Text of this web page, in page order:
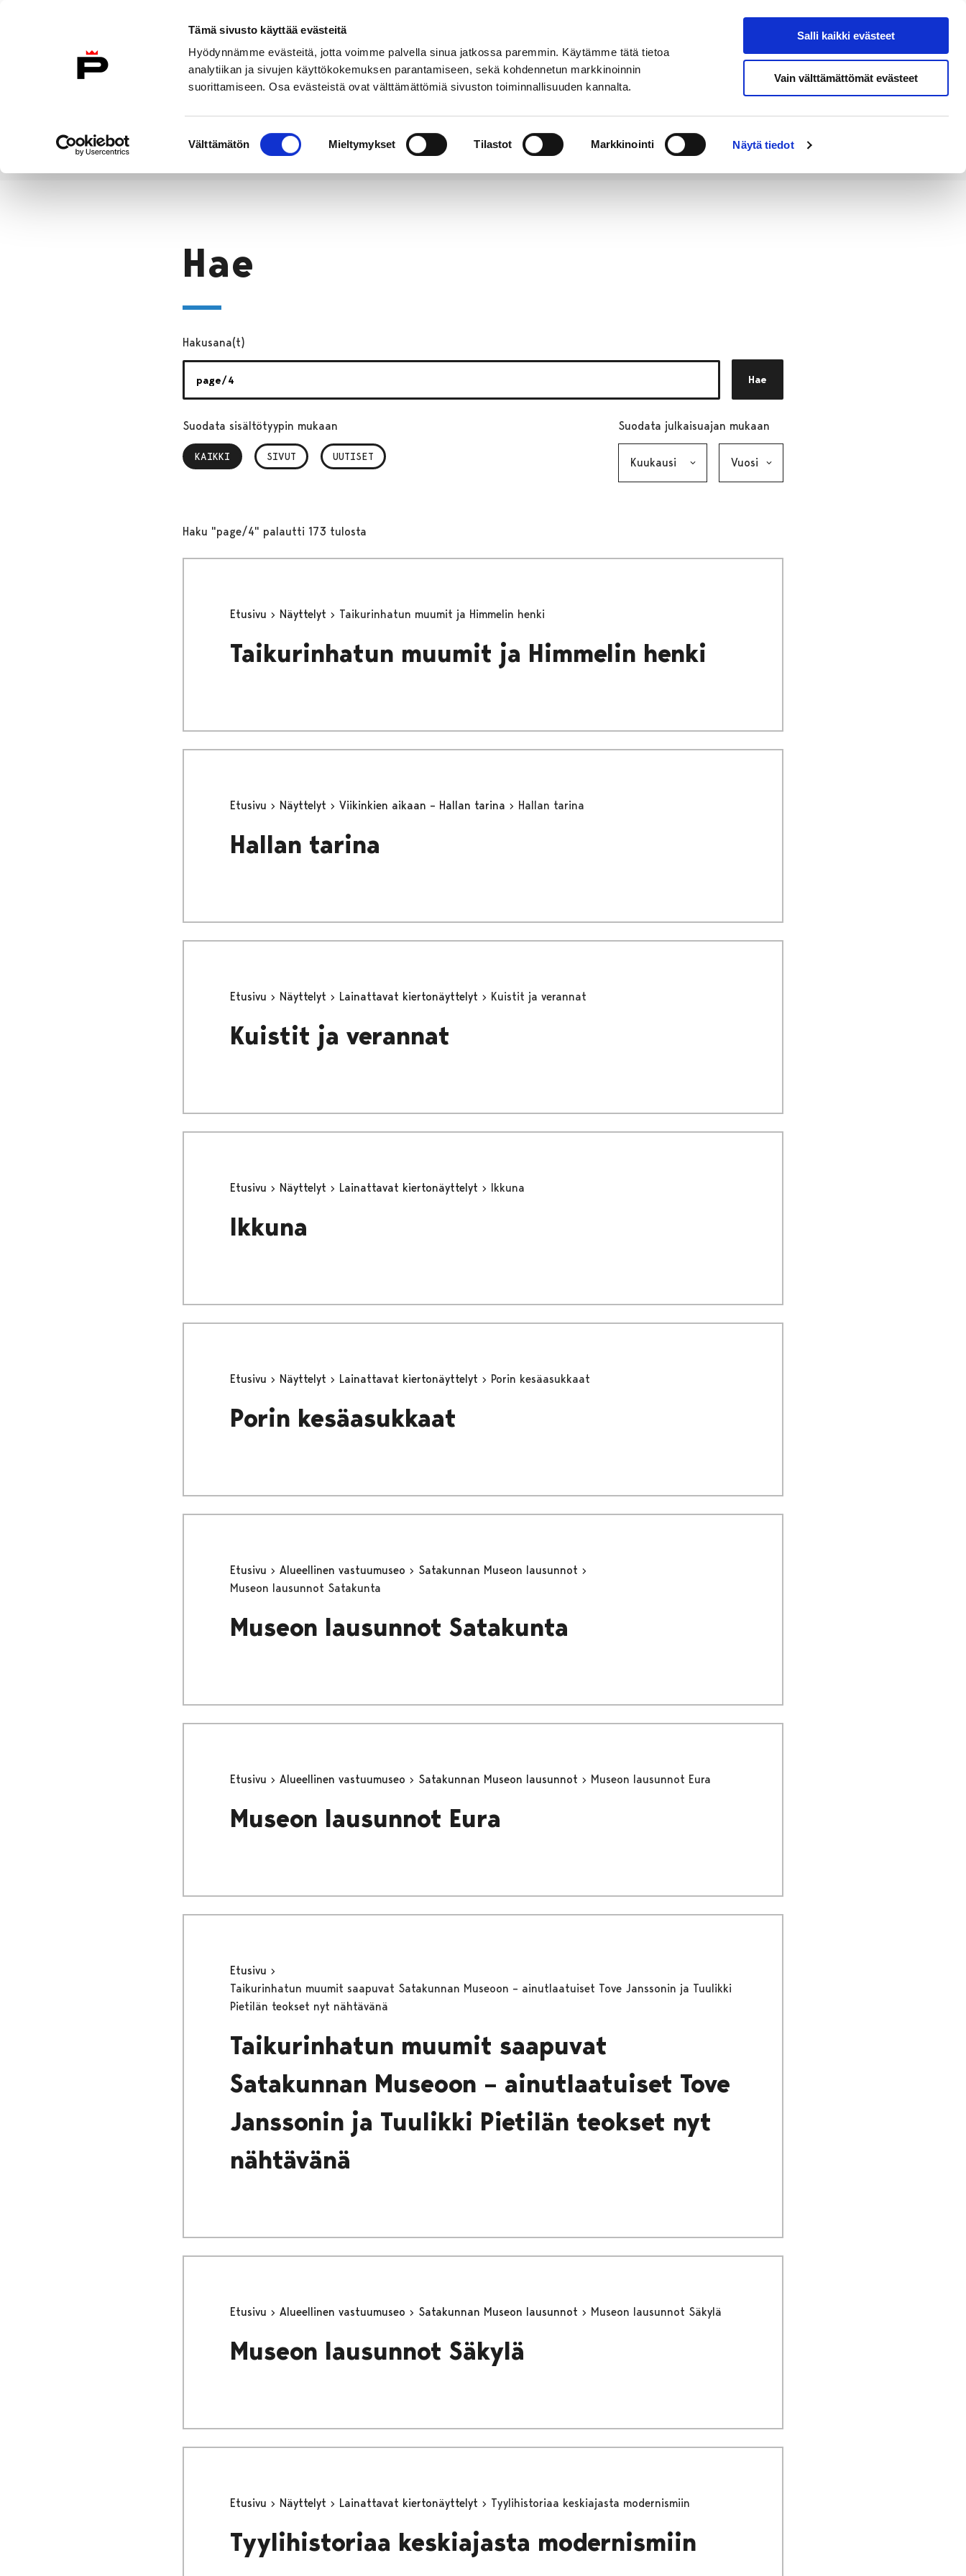
Tämä sivusto käyttää evästeitä
Hyödynnämme evästeitä, jotta voimme palvella sinua jatkossa paremmin. Käytämme tätä tietoa
analytiikan ja sivujen käyttökokemuksen parantamiseen, sekä kohdennetun markkinoinnin
suorittamiseen. Osa evästeistä ovat välttämättömiä sivuston toiminnallisuuden kannalta.
valinta
Välttämätön Mieltymykset Tilastot Markkinointi Näytä tiedot
Salli kaikki evästeet
Vain välttämättömät evästeet
Etusivulle
Hae sivustolta
Etusivu
Hae
Hakusana(t)
Hae
Suodata sisältötyypin mukaan
KAIKKI
, VALITTU SIVUT UUTISET
Suodata julkaisuajan mukaan
Haku "page/4" palautti 173 tulosta
Etusivu Näyttelyt Taikurinhatun muumit ja Himmelin henki
Taikurinhatun muumit ja Himmelin henki
Etusivu Näyttelyt Viikinkien aikaan – Hallan tarina Hallan tarina
Hallan tarina
Etusivu Näyttelyt Lainattavat kiertonäyttelyt Kuistit ja verannat
Kuistit ja verannat
Etusivu Näyttelyt Lainattavat kiertonäyttelyt Ikkuna
Ikkuna
Etusivu Näyttelyt Lainattavat kiertonäyttelyt Porin kesäasukkaat
Porin kesäasukkaat
Etusivu Alueellinen vastuumuseo
Satakunnan Museon lausunnot
Museon lausunnot Satakunta
Museon lausunnot Satakunta
Etusivu Alueellinen vastuumuseo Satakunnan Museon lausunnot Museon lausunnot Eura
Museon lausunnot Eura
Etusivu
Taikurinhatun muumit saapuvat Satakunnan Museoon – ainutlaatuiset Tove Janssonin ja Tuulikki
Pietilän teokset nyt nähtävänä
Taikurinhatun muumit saapuvat
Satakunnan Museoon – ainutlaatuiset Tove
Janssonin ja Tuulikki Pietilän teokset nyt
nähtävänä
Etusivu Alueellinen vastuumuseo Satakunnan Museon lausunnot Museon lausunnot Säkylä
Museon lausunnot Säkylä
Etusivu Näyttelyt Lainattavat kiertonäyttelyt Tyylihistoriaa keskiajasta modernismiin
Tyylihistoriaa keskiajasta modernismiin